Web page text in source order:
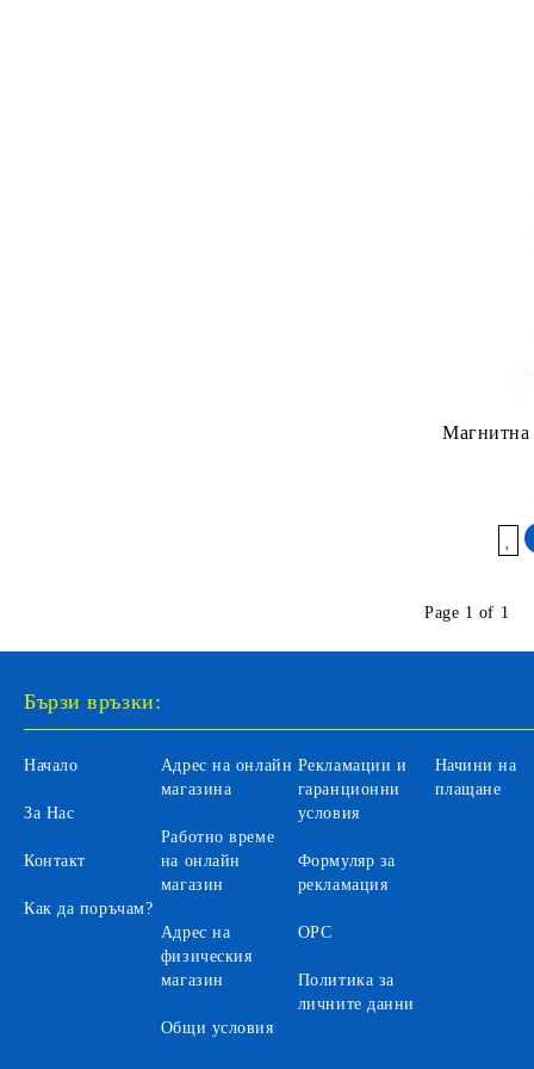
Магнитна
Page 1 of 1
Бързи връзки:
Начало
За Нас
Контакт
Как да поръчам?
Адрес на онлайн
магазина
Работно време
на онлайн
магазин
Адрес на
физическия
магазин
Общи условия
Рекламации и
гаранционни
условия
Формуляр за
рекламация
ОРС
Политика за
личните данни
Начини на
плащане